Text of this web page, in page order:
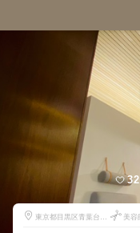
東京都目黒区青葉台1-
美容